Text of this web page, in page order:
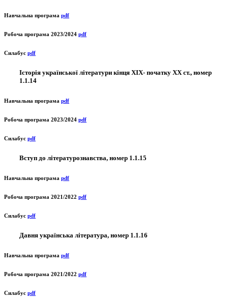
Навчальна програма pdf
Робоча програма 2023/2024 pdf
Силабус pdf
Історія української літератури кінця ХІХ- початку ХХ ст., номер
1.1.14
Навчальна програма pdf
Робоча програма 2023/2024 pdf
Силабус pdf
Вступ до літературознавства, номер 1.1.15
Навчальна програма pdf
Робоча програма 2021/2022 pdf
Силабус pdf
Давня українська література, номер 1.1.16
Навчальна програма pdf
Робоча програма 2021/2022 pdf
Силабус pdf